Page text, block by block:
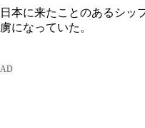
日本に来たことのあるシッ
虜になっていた。